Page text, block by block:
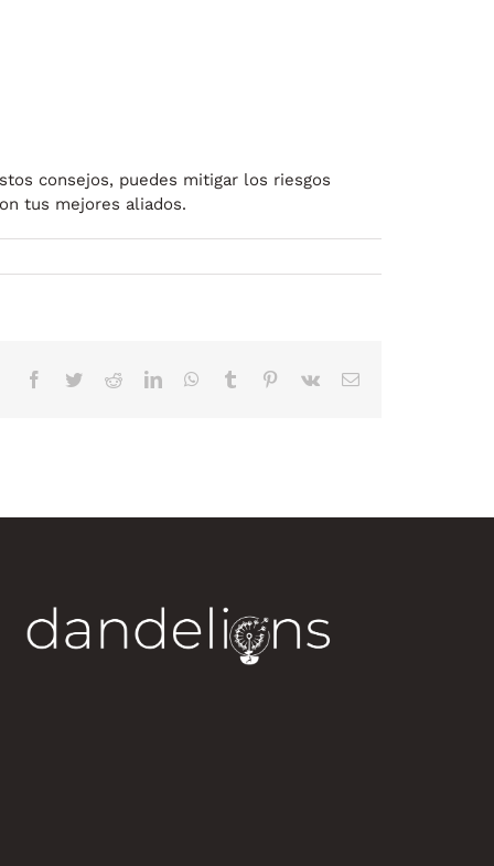
consejos, puedes mitigar los riesgos
tus mejores aliados.
Facebook
TwitterRedditLinkedInWhatsApp
Tumblr Pinterest
Vk
Correo